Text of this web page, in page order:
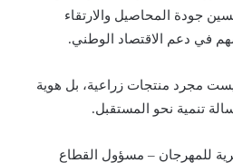
جودة المحاصيل والارتقاء
في دعم الاقتصاد الوطني.
مجرد منتجات زراعية، بل هوية
تنمية نحو المستقبل.
للمهرجان – مسؤول القطاع